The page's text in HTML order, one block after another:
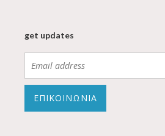
get updates
ΕΠΙΚΟΙΝΩΝΙΑ